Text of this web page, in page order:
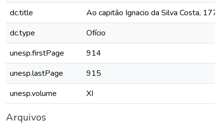
dc.title
Ao capitão Ignacio da Silva Costa,
dc.type
Ofício
unesp.firstPage
914
unesp.lastPage
915
unesp.volume
XI
Arquivos